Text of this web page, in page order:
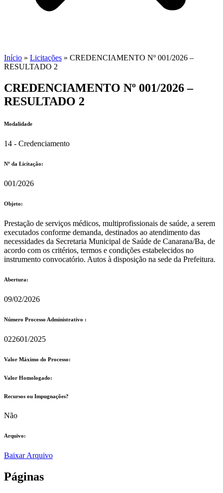
Início » Licitações » CREDENCIAMENTO Nº 001/2026 –
RESULTADO 2
CREDENCIAMENTO Nº 001/2026 –
RESULTADO 2
Modalidade
14 - Credenciamento
Nº da Licitação: ​​
001/2026
Objeto:
Prestação de serviços médicos, multiprofissionais de saúde, a serem
executados conforme demanda, destinados ao atendimento das
necessidades da Secretaria Municipal de Saúde de Canarana/Ba, de
acordo com os critérios, termos e condições estabelecidos no
instrumento convocatório. Autos à disposição na sede da Prefeitura.
Abertura:
09/02/2026
Número Processo Administrativo :
022601/2025
Valor Máximo do Processo: ​
Valor Homologado: ​
Recursos ou Impugnações? ​
Não
Arquivo:
Baixar Arquivo
Páginas